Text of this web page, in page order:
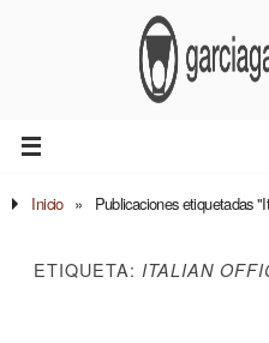
Inicio » Publicaciones etiquetadas
ETIQUETA: ITALIAN